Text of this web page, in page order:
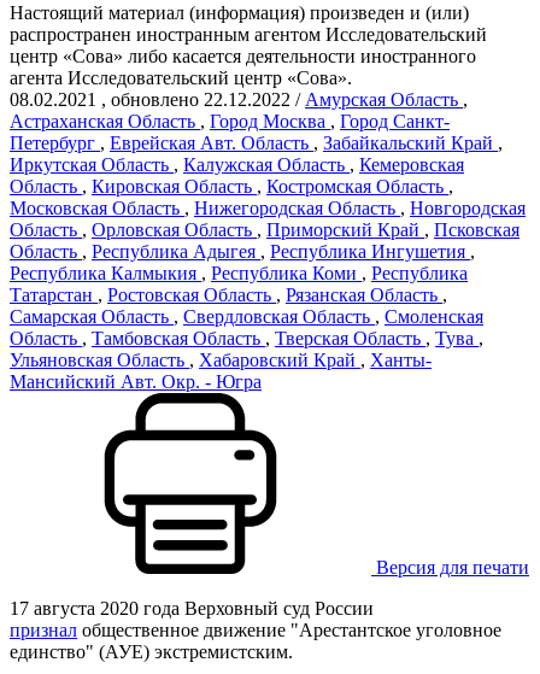
Настоящий материал (информация) произведен и (или)
распространен иностранным агентом Исследовательский
центр «Сова» либо касается деятельности иностранного
агента Исследовательский центр «Сова».
08.02.2021 , обновлено 22.12.2022 / Амурская Область ,
Астраханская Область , Город Москва , Город Санкт-
Петербург , Еврейская Авт. Область , Забайкальский Край ,
Иркутская Область , Калужская Область , Кемеровская
Область , Кировская Область , Костромская Область ,
Московская Область , Нижегородская Область , Новгородская
Область , Орловская Область , Приморский Край , Псковская
Область , Республика Адыгея , Республика Ингушетия ,
Республика Калмыкия , Республика Коми , Республика
Татарстан , Ростовская Область , Рязанская Область ,
Самарская Область , Свердловская Область , Смоленская
Область , Тамбовская Область , Тверская Область , Тува ,
Ульяновская Область , Хабаровский Край , Ханты-
Мансийский Авт. Окр. - Югра
Версия для печати
17 августа 2020 года Верховный суд России
признал общественное движение "Арестантское уголовное
единство" (АУЕ) экстремистским.